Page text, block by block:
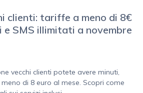
clienti: tariffe a meno di 8€
e SMS illimitati a novembre
vecchi clienti potete avere minuti,
di 8 euro al mese. Scopri come